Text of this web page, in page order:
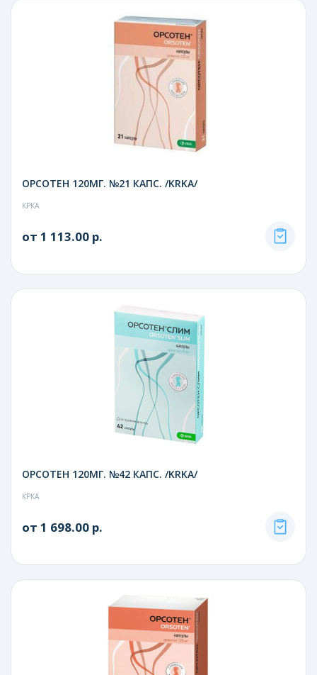
ОРСОТЕН 120МГ. №21 КАПС. /KRKA/
КРКА
от 1 113.00 р.
ОРСОТЕН 120МГ. №42 КАПС. /KRKA/
КРКА
от 1 698.00 р.